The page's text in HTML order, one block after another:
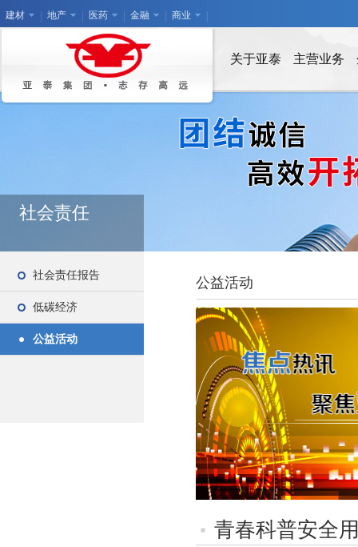
建材 地产 医药 金融 商业
主营业务
关于亚泰
社会责任
社会责任报告
低碳经济
公益活动
公益活动
青春科普安全